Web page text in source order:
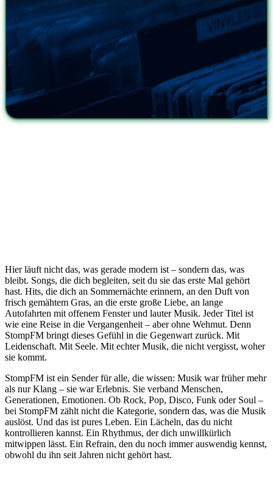
Hier läuft nicht das, was gerade modern ist – sondern das, was
bleibt. Songs, die dich begleiten, seit du sie das erste Mal gehört
hast. Hits, die dich an Sommernächte erinnern, an den Duft von
frisch gemähtem Gras, an die erste große Liebe, an lange
Autofahrten mit offenem Fenster und lauter Musik. Jeder Titel ist
wie eine Reise in die Vergangenheit – aber ohne Wehmut. Denn
StompFM bringt dieses Gefühl in die Gegenwart zurück. Mit
Leidenschaft. Mit Seele. Mit echter Musik, die nicht vergisst, woher
sie kommt.
StompFM ist ein Sender für alle, die wissen: Musik war früher mehr
als nur Klang – sie war Erlebnis. Sie verband Menschen,
Generationen, Emotionen. Ob Rock, Pop, Disco, Funk oder Soul –
bei StompFM zählt nicht die Kategorie, sondern das, was die Musik
auslöst. Und das ist pures Leben. Ein Lächeln, das du nicht
kontrollieren kannst. Ein Rhythmus, der dich unwillkürlich
mitwippen lässt. Ein Refrain, den du noch immer auswendig kennst,
obwohl du ihn seit Jahren nicht gehört hast.